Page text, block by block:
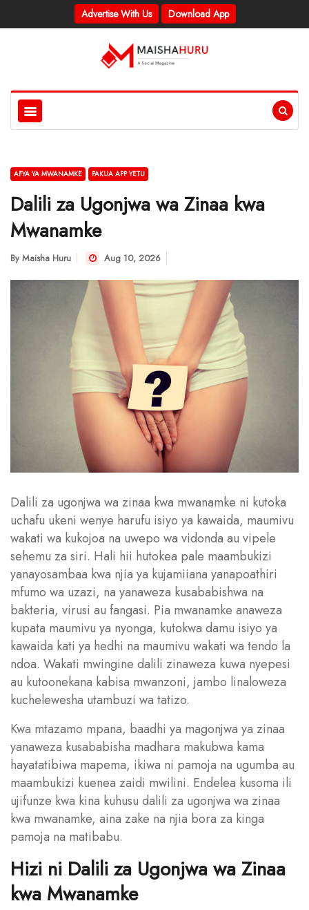
Advertise With Us Download App
AFYA YA MWANAMKE PAKUA APP YETU
Dalili za Ugonjwa wa Zinaa kwa
Mwanamke
By Maisha Huru Aug 10, 2026
Dalili za ugonjwa wa zinaa kwa mwanamke ni kutoka
uchafu ukeni wenye harufu isiyo ya kawaida, maumivu
wakati wa kukojoa na uwepo wa vidonda au vipele
sehemu za siri. Hali hii hutokea pale maambukizi
yanayosambaa kwa njia ya kujamiiana yanapoathiri
mfumo wa uzazi, na yanaweza kusababishwa na
bakteria, virusi au fangasi. Pia mwanamke anaweza
kupata maumivu ya nyonga, kutokwa damu isiyo ya
kawaida kati ya hedhi na maumivu wakati wa tendo la
ndoa. Wakati mwingine dalili zinaweza kuwa nyepesi
au kutoonekana kabisa mwanzoni, jambo linaloweza
kuchelewesha utambuzi wa tatizo.
Kwa mtazamo mpana, baadhi ya magonjwa ya zinaa
yanaweza kusababisha madhara makubwa kama
hayatatibiwa mapema, ikiwa ni pamoja na ugumba au
maambukizi kuenea zaidi mwilini. Endelea kusoma ili
ujifunze kwa kina kuhusu dalili za ugonjwa wa zinaa
kwa mwanamke, aina zake na njia bora za kinga
pamoja na matibabu.
Hizi ni Dalili za Ugonjwa wa Zinaa
kwa Mwanamke